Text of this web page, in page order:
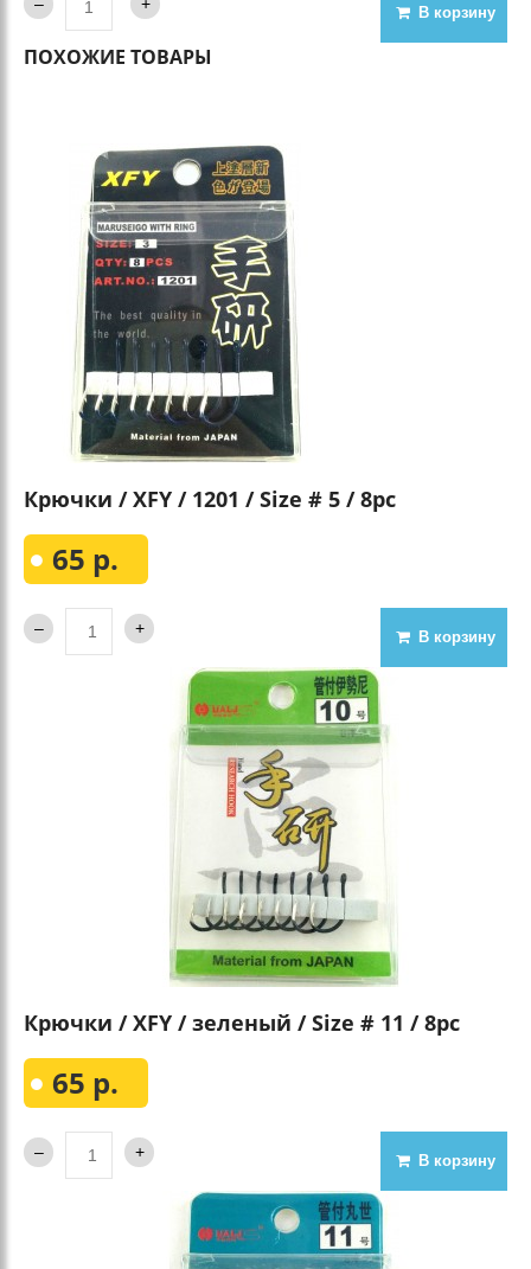
В корзину
ПОХОЖИЕ ТОВАРЫ
Крючки / XFY / 1201 / Size # 5 / 8pc
65 р.
В корзину
Крючки / XFY / зеленый / Size # 11 / 8pc
65 р.
В корзину